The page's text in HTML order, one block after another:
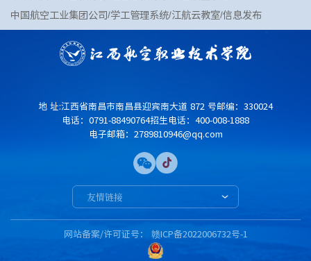
中国航空工业集团公司 学工管理系统 江航云教室信息发布
地 址:江西省南昌市南昌县迎宾南大道 872 号邮编：330024
电话：0791-88490764招生电话：400-008-1888
电子邮箱：2789810946@qq.com
友情链接
网站备案/许可证号： 赣ICP备2022006732号-1